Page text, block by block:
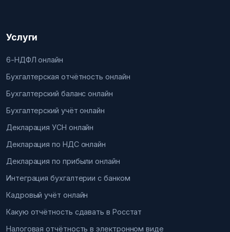
Услуги
6-НДФЛ онлайн
Бухгалтерская отчётность онлайн
Бухгалтерский баланс онлайн
Бухгалтерский учёт онлайн
Декларация УСН онлайн
Декларация по НДС онлайн
Декларация по прибыли онлайн
Интеграция бухгалтерии с банком
Кадровый учёт онлайн
Какую отчётность сдавать в Росстат
Налоговая отчётность в электронном виде